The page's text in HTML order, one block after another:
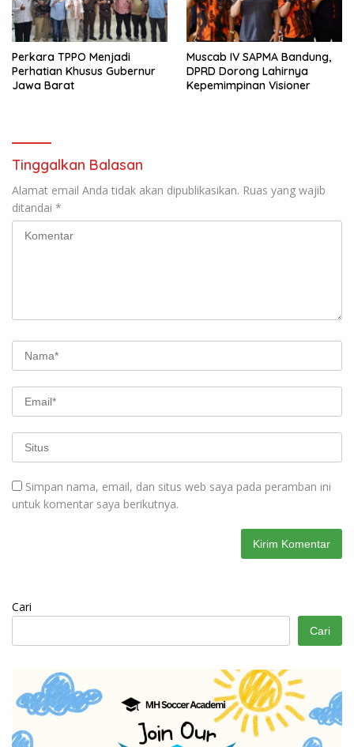
Perkara TPPO Menjadi
Perhatian Khusus Gubernur
Jawa Barat
Muscab IV SAPMA Bandung,
DPRD Dorong Lahirnya
Kepemimpinan Visioner
Tinggalkan Balasan
Alamat email Anda tidak akan dipublikasikan. Ruas yang wajib
ditandai *
Simpan nama, email, dan situs web saya pada peramban ini
untuk komentar saya berikutnya.
Cari
Cari